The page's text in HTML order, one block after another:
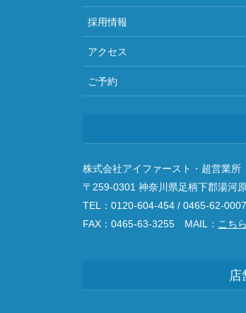
採用情報
アクセス
ご予約
株式会社アイファースト・超営業所
〒259-0301 神奈川県足柄下郡湯河
TEL：0120-604-454 / 0465-62-
FAX：0465-63-3255 MAIL： こちら
店